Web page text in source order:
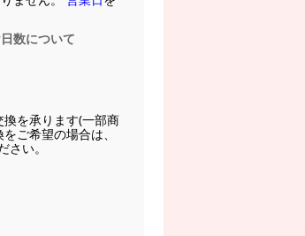
数について
を承ります(一部商
ご希望の場合は、
い。